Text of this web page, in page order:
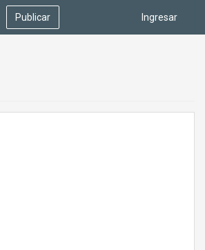
Ingresar
Publicar